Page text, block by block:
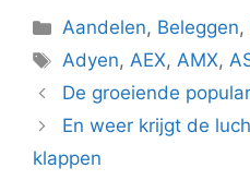
Categorieën
Aandelen, Beleggen,
Tags
Adyen,AEX,AMX,
De groeiende
En weer krijgt de
klappen